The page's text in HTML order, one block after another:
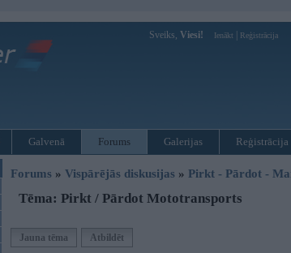
Sveiks, Viesi! Ienākt Reģistrācija
Galvenā Forums Galerijas Reģistrācija
Forums » Vispārējās diskusijas » Pirkt - Pārdot -
Tēma: Pirkt / Pārdot Mototransports
Jauna tēma Atbildēt